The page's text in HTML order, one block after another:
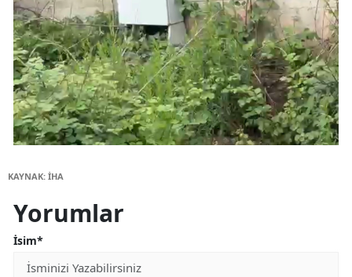
KAYNAK: İHA
Yorumlar
İsim*